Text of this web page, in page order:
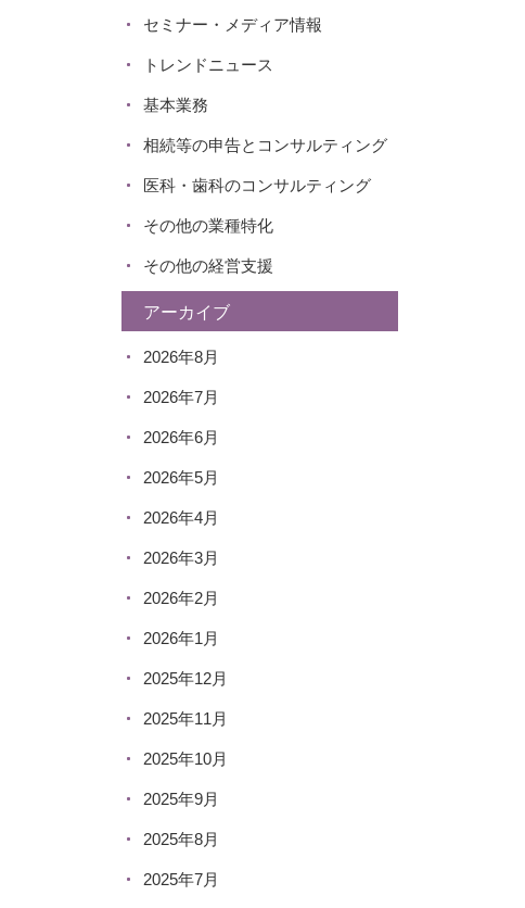
セミナー・メディア情報
トレンドニュース
基本業務
相続等の申告とコンサルティング
医科・歯科のコンサルティング
その他の業種特化
その他の経営支援
アーカイブ
2026年8月
2026年7月
2026年6月
2026年5月
2026年4月
2026年3月
2026年2月
2026年1月
2025年12月
2025年11月
2025年10月
2025年9月
2025年8月
2025年7月